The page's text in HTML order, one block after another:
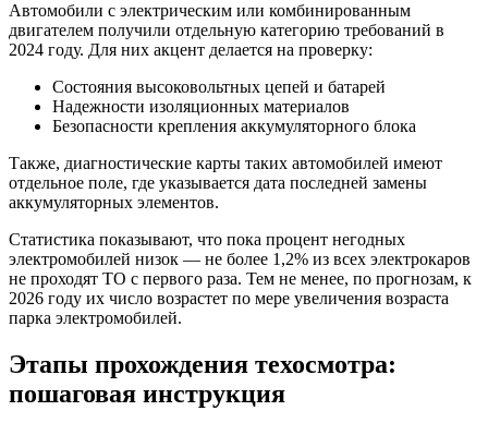
Автомобили с электрическим или комбинированным
двигателем получили отдельную категорию требований в
2024 году. Для них акцент делается на проверку:
Состояния высоковольтных цепей и батарей
Надежности изоляционных материалов
Безопасности крепления аккумуляторного блока
Также, диагностические карты таких автомобилей имеют
отдельное поле, где указывается дата последней замены
аккумуляторных элементов.
Статистика показывают, что пока процент негодных
электромобилей низок — не более 1,2% из всех электрокаров
не проходят ТО с первого раза. Тем не менее, по прогнозам, к
2026 году их число возрастет по мере увеличения возраста
парка электромобилей.
Этапы прохождения техосмотра:
пошаговая инструкция